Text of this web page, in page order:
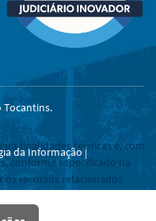
Tocantins.
da Informação |
finalidades técnicas e, com
conforme especificado na
recursos relacionados